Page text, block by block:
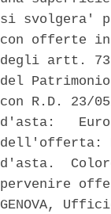
si svolgera'
con offerte in
degli artt. 73
del
con R.D. 23/
d'asta:
dell'offerta:
d'asta.
pervenire
GENOVA,